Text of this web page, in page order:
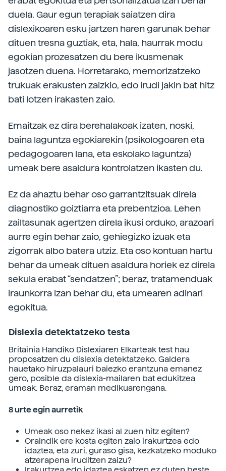
duela. Gaur egun terapiak saiatzen dira
dislexikoaren esku jartzen haren garunak behar
dituen tresna guztiak, eta, hala, haurrak modu
egokian prozesatzen du bere ikusmenak
jasotzen duena. Horretarako, memorizatzeko
trukuak erakusten zaizkio, edo irudi jakin bat hitz
bati lotzen irakasten zaio.
Emaitzak ez dira berehalakoak izaten, noski,
baina laguntza egokiarekin (psikologoaren eta
pedagogoaren lana, eta eskolako laguntza)
umeak bere asaldura kontrolatzen ikasten du.
Ez da ahaztu behar oso garrantzitsuak direla
diagnostiko goiztiarra eta prebentzioa. Lehen
zailtasunak agertzen direla ikusi orduko, arazoari
aurre egin behar zaio, gehiegizko izuak eta
zigorrak albo batera utziz. Eta oso kontuan hartu
behar da umeak dituen asaldura horiek ez direla
sekula erabat “sendatzen”; beraz, tratamenduak
iraunkorra izan behar du, eta umearen adinari
egokitua.
Dislexia detektatzeko testa
Britainia Handiko Dislexiaren Elkarteak test hau
proposatzen du dislexia detektatzeko. Galdera
hauetako hiruzpalauri baiezko erantzuna emanez
gero, posible da dislexia-mailaren bat edukitzea
umeak. Beraz, eraman medikuarengana.
8 urte egin aurretik
Umeak oso nekez ikasi al zuen hitz egiten?
Oraindik ere kosta egiten zaio irakurtzea edo
idaztea, eta zuri, guraso gisa, kezkatzeko moduko
atzerapena iruditzen zaizu?